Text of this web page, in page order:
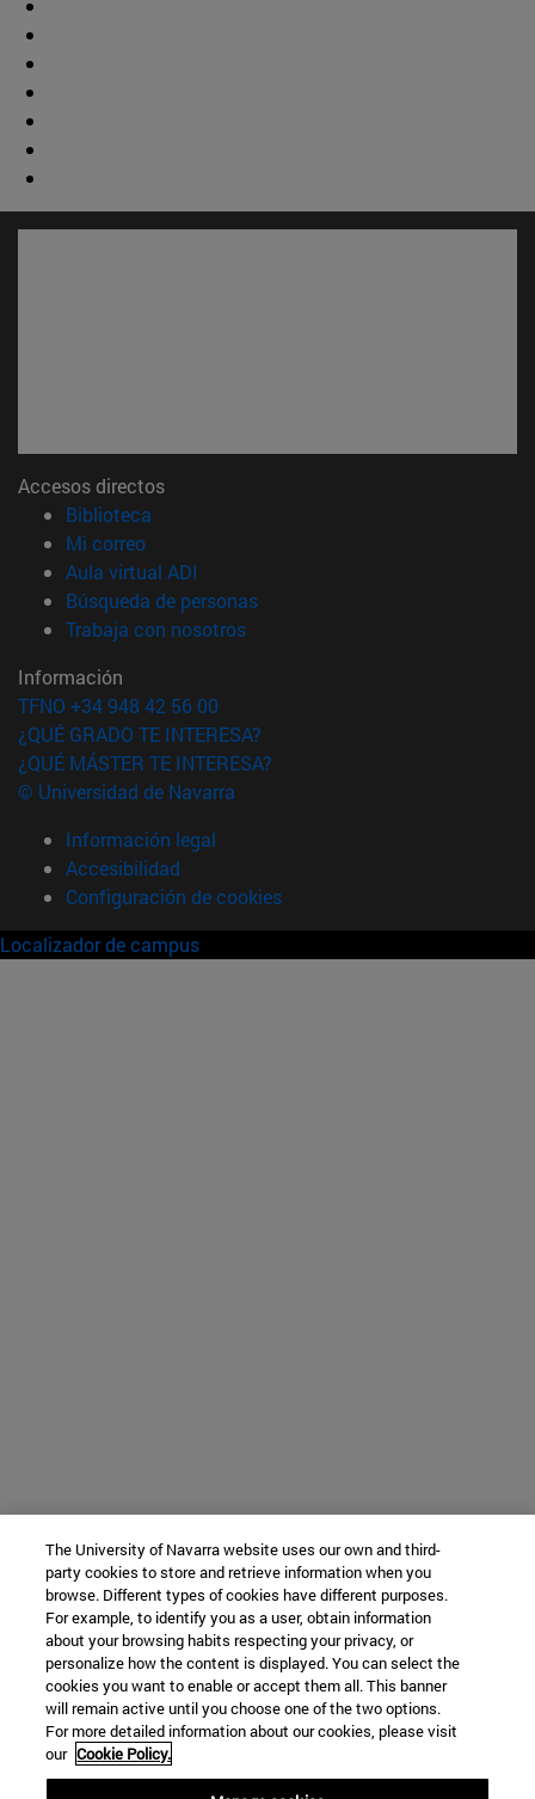
Accesos directos
Biblioteca
Mi correo(abre en nueva ventana)
Aula virtual ADI
Búsqueda de personas(abre en nueva ventana)
Trabaja con nosotros(abre en nueva ventana)
Información
TFNO +34 948 42 56 00
¿QUÉ GRADO TE INTERESA?
¿QUÉ MÁSTER TE INTERESA?
© Universidad de Navarra
Información legal
Accesibilidad
Configuración de cookies
Localizador de campus
The University of Navarra website uses our own and third-
party cookies to store and retrieve information when you
browse. Different types of cookies have different purposes.
For example, to identify you as a user, obtain information
about your browsing habits respecting your privacy, or
personalize how the content is displayed. You can select the
cookies you want to enable or accept them all. This banner
will remain active until you choose one of the two options.
For more detailed information about our cookies, please visit
our Cookie Policy.